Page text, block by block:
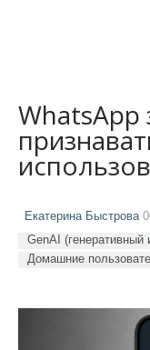
WhatsApp
Екатерина Быстрова
GenAI (генеративный
Домашние